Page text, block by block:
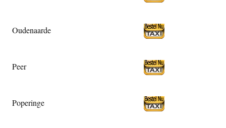
Oudenaarde
Peer
Poperinge